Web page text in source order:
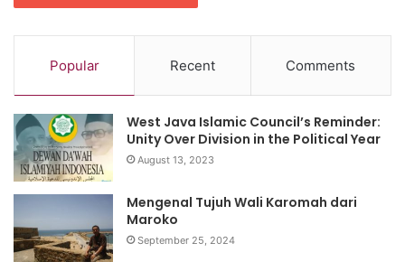
Popular Recent Comments
West Java Islamic Council’s Reminder:
Unity Over Division in the Political Year
August 13, 2023
Mengenal Tujuh Wali Karomah dari
Maroko
September 25, 2024